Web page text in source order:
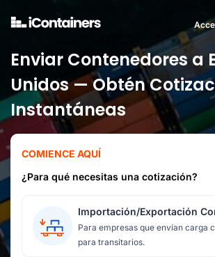
Enviar Contenedores a
Unidos — Obtén
Instantáneas
COMIENCE AQUÍ
¿Para qué necesitas una cotización?
Importación/Exportación
Para empresas que envían carga
para transitarios.